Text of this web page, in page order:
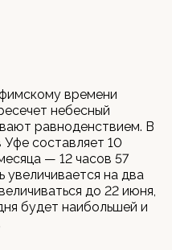
времени
небесный
равноденствием. В
Уфе составляет 10
— 12 часов 57
увеличивается на два
до 22 июня,
будет наибольшей и